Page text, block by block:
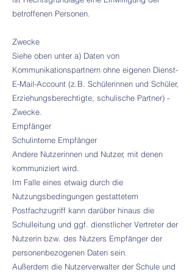
betroffenen Personen.
Zwecke
Siehe oben unter a) Daten von
Kommunikationspartnern ohne eigenen Dienst-
E-Mail-Account (z.B. Schülerinnen und Schüler,
Erziehungsberechtigte, schulische Partner) -
Zwecke.
Empfänger
Schulinterne Empfänger
Andere Nutzerinnen und Nutzer, mit denen
kommuniziert wird.
Im Falle eines etwaig durch die
Nutzungsbedingungen gestattetem
Postfachzugriff kann darüber hinaus die
Schulleitung und ggf. dienstlicher Vertreter der
Nutzerin bzw. des Nutzers Empfänger der
personenbezogenen Daten sein.
Außerdem die Nutzerverwalter der Schule und